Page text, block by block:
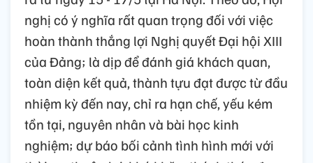
nghị có ý nghĩa rất quan trọng đối với việc
hoàn thành thắng lợi Nghị quyết Đại hội XIII
của Đảng; là dịp để đánh giá khách quan,
toàn diện kết quả, thành tựu đạt được từ đầu
nhiệm kỳ đến nay, chỉ ra hạn chế, yếu kém
tồn tại, nguyên nhân và bài học kinh
nghiệm; dự báo bối cảnh tình hình mới với